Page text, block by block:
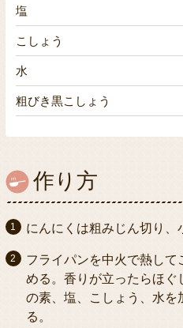
塩
こしょう
水
粗びき黒こしょう
作り方
にんにくは粗みじん切り、
フライパンを中火で熱し
める。香りが立ったらほぐ
の素、塩、こしょう、水を
る。